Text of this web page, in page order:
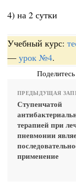
4) на 2 сутки
Учебный курс:
— урок №4.
ПРЕДЫДУЩАЯ
Ступенчатой
терапией при
пневмонии
применение